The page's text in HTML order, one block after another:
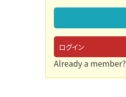
ログイン
Already a member?